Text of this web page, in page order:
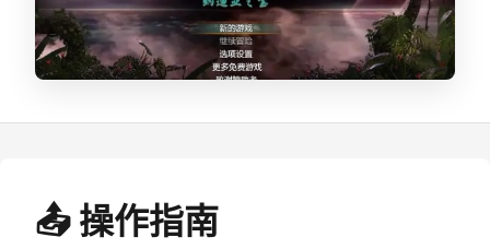
📤 操作指南